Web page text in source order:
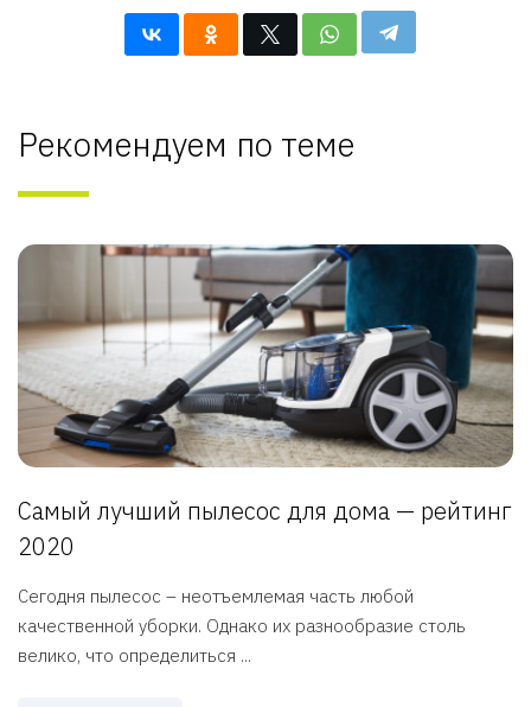
Рекомендуем по теме
Самый лучший пылесос для дома — рейтинг
2020
Сегодня пылесос – неотъемлемая часть любой
качественной уборки. Однако их разнообразие столь
велико, что определиться ...